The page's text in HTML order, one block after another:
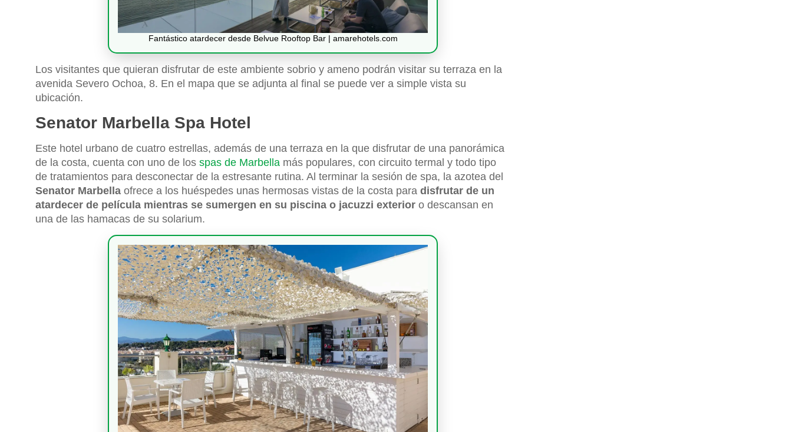
Fantástico atardecer desde Belvue Rooftop Bar | amarehotels.com
Los visitantes que quieran disfrutar de este ambiente sobrio y ameno podrán visitar su terraza en la
avenida Severo Ochoa, 8. En el mapa que se adjunta al final se puede ver a simple vista su
ubicación.
Senator Marbella Spa Hotel
Este hotel urbano de cuatro estrellas, además de una terraza en la que disfrutar de una panorámica
de la costa, cuenta con uno de los spas de Marbella más populares, con circuito termal y todo tipo
de tratamientos para desconectar de la estresante rutina. Al terminar la sesión de spa, la azotea del
Senator Marbella ofrece a los huéspedes unas hermosas vistas de la costa para disfrutar de un
atardecer de película mientras se sumergen en su piscina o jacuzzi exterior o descansan en
una de las hamacas de su solarium.